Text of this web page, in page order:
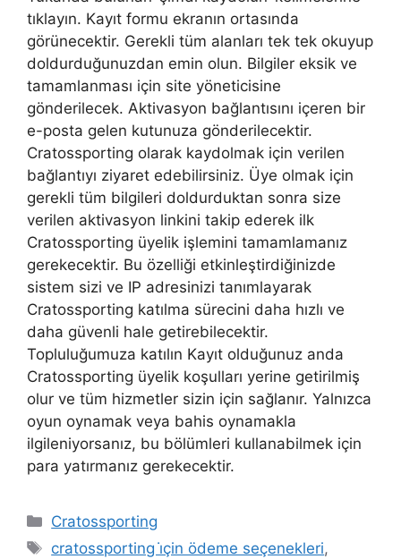
tıklayın. Kayıt formu ekranın ortasında
görünecektir. Gerekli tüm alanları tek tek okuyup
doldurduğunuzdan emin olun. Bilgiler eksik ve
tamamlanması için site yöneticisine
gönderilecek. Aktivasyon bağlantısını içeren bir
e-posta gelen kutunuza gönderilecektir.
Cratossporting olarak kaydolmak için verilen
bağlantıyı ziyaret edebilirsiniz. Üye olmak için
gerekli tüm bilgileri doldurduktan sonra size
verilen aktivasyon linkini takip ederek ilk
Cratossporting üyelik işlemini tamamlamanız
gerekecektir. Bu özelliği etkinleştirdiğinizde
sistem sizi ve IP adresinizi tanımlayarak
Cratossporting katılma sürecini daha hızlı ve
daha güvenli hale getirebilecektir.
Topluluğumuza katılın Kayıt olduğunuz anda
Cratossporting üyelik koşulları yerine getirilmiş
olur ve tüm hizmetler sizin için sağlanır. Yalnızca
oyun oynamak veya bahis oynamakla
ilgileniyorsanız, bu bölümleri kullanabilmek için
para yatırmanız gerekecektir.
Kategoriler
Cratossporting
Etiketler
cratossporting i̇çin ödeme seçenekleri,